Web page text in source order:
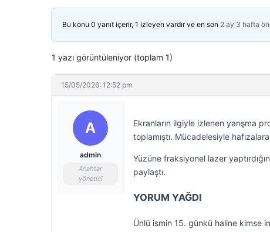
Bu konu 0 yanıt içerir, 1 izleyen vardır ve en son 2 ay 3 hafta
1 yazı görüntüleniyor (toplam 1)
15/05/2026: 12:52 pm
A
admin
Anahtar
yönetici
Ekranların ilgiyle izlenen yarışma
toplamıştı. Mücadelesiyle
Yüzüne fraksiyonel lazer
paylaştı.
YORUM YAĞDI
Ünlü ismin 15. günkü haline kimse